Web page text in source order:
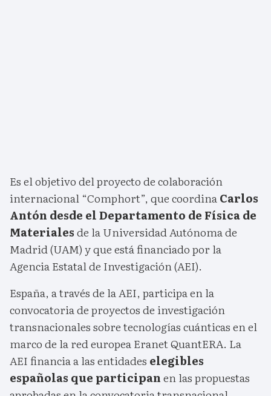
Es el objetivo del proyecto de colaboración
internacional “Comphort”, que coordinaCarlos
Antón desde el Departamento de Física de
Materialesde la Universidad Autónoma de
Madrid (UAM) y que está financiado por la
Agencia Estatal de Investigación (AEI).
España, a través de la AEI, participa en la
convocatoria de proyectos de investigación
transnacionales sobre tecnologías cuánticas en el
marco de la red europea Eranet QuantERA. La
AEI financia a las entidades elegibles
españolas que participanen las propuestas